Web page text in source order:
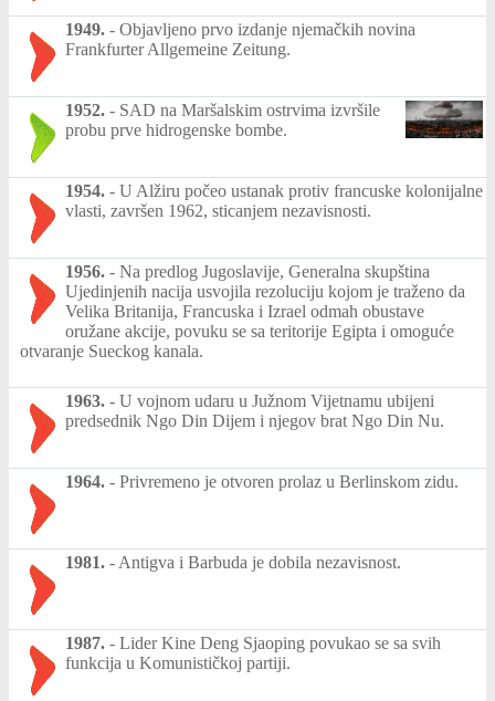
1949. - Objavljeno prvo izdanje njemačkih novina
Frankfurter Allgemeine Zeitung.
1952. - SAD na Maršalskim ostrvima izvršile
probu prve hidrogenske bombe.
1954. - U Alžiru počeo ustanak protiv francuske kolonijalne
vlasti, završen 1962, sticanjem nezavisnosti.
1956. - Na predlog Jugoslavije, Generalna skupština
Ujedinjenih nacija usvojila rezoluciju kojom je traženo da
Velika Britanija, Francuska i Izrael odmah obustave
oružane akcije, povuku se sa teritorije Egipta i omoguće
otvaranje Sueckog kanala.
1963. - U vojnom udaru u Južnom Vijetnamu ubijeni
predsednik Ngo Din Dijem i njegov brat Ngo Din Nu.
1964. - Privremeno je otvoren prolaz u Berlinskom zidu.
1981. - Antigva i Barbuda je dobila nezavisnost.
1987. - Lider Kine Deng Sjaoping povukao se sa svih
funkcija u Komunističkoj partiji.